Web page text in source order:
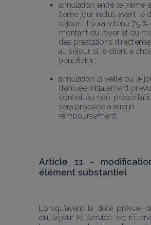
annulation entre le 7ème
2ème jour inclus avant le
séjour : il sera retenu 75 %
montant du loyer et du
des prestations
au séjour, si le client a
bénéficier ;
annulation la veille ou le
d’arrivée initialement
contrat ou non-
sera procédé à aucun
remboursement.
Article 11 -
élément substantiel
Lorsqu'avant la date prévue
du séjour le service de